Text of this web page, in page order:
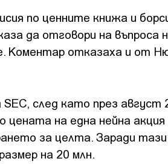
по ценните книжа и
да отговори на въпроса
Коментар отказаха и от
след като през август
цената на една нейна
за целта. Заради тази
на 20 млн.